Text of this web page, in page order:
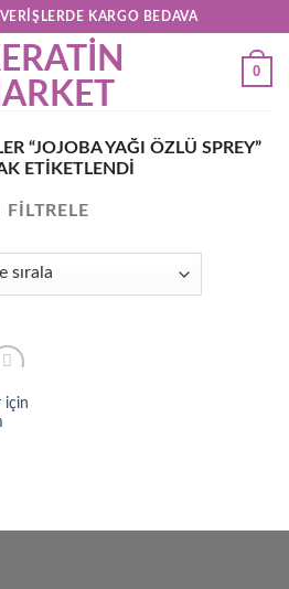
KARGO BEDAVA
0
“JOJOBA YAĞI ÖZLÜ SPREY”
ETIKETLENDI
FILTRELE
to
için